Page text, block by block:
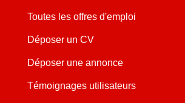
Toutes les offres d'emploi
Déposer un CV
Déposer une annonce
Témoignages utilisateurs